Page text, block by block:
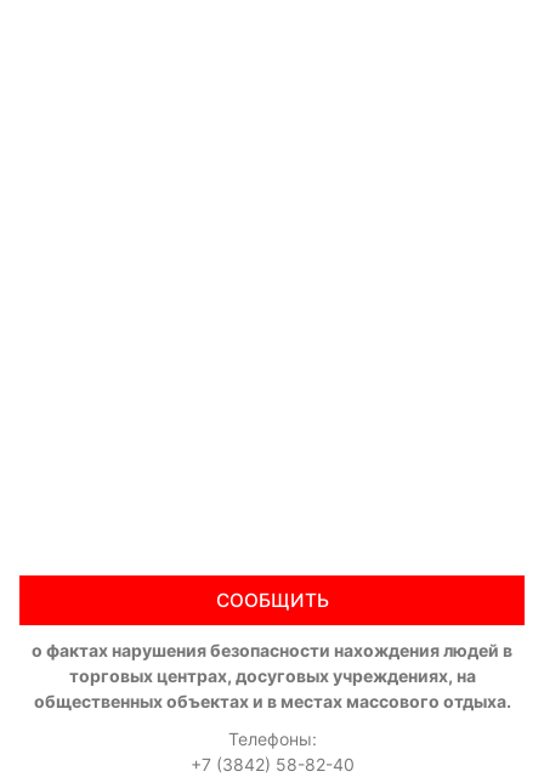
СООБЩИТЬ
о фактах нарушения безопасности нахождения людей в
торговых центрах, досуговых учреждениях, на
общественных объектах и в местах массового отдыха.
Телефоны:
+7 (3842) 58-82-40